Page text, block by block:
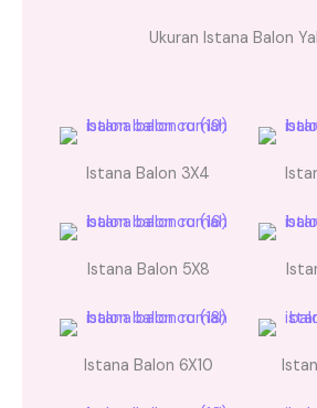
Ukuran Istana Balon
Istana Balon 3X4
Istana Balon 5X8
Istana Balon 6X10